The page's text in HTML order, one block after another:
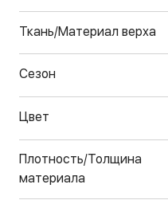
Ткань/Материал верха
Сезон
Цвет
Плотность/Толщина
материала